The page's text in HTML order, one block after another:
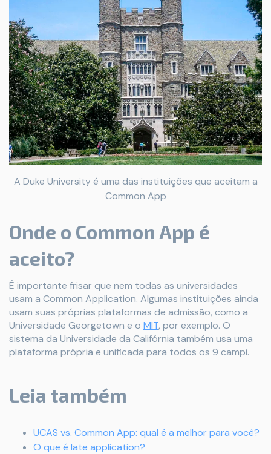
A Duke University é uma das instituições que aceitam a
Common App
Onde o Common App é
aceito?
É importante frisar que nem todas as universidades
usam a Common Application. Algumas instituições ainda
usam suas próprias plataformas de admissão, como a
Universidade Georgetown e o MIT, por exemplo. O
sistema da Universidade da Califórnia também usa uma
plataforma própria e unificada para todos os 9 campi.
Leia também
UCAS vs. Common App: qual é a melhor para você?
O que é late application?